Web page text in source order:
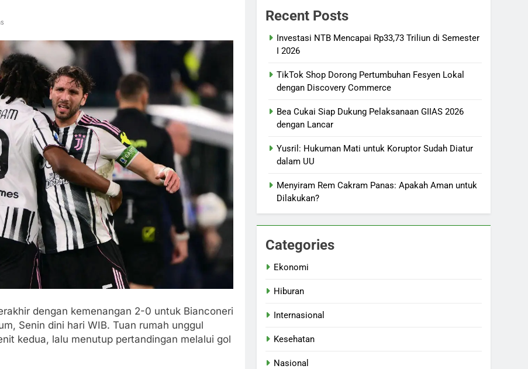
dengan kemenangan 2-0 untuk Bianconeri
Senin dini hari WIB. Tuan rumah unggul
kedua, lalu menutup pertandingan melalui gol
Recent Posts
Investasi NTB Mencapai Rp33,73 Triliun di Semester
I 2026
TikTok Shop Dorong Pertumbuhan Fesyen Lokal
dengan Discovery Commerce
Bea Cukai Siap Dukung Pelaksanaan GIIAS 2026
dengan Lancar
Yusril: Hukuman Mati untuk Koruptor Sudah Diatur
dalam UU
Menyiram Rem Cakram Panas: Apakah Aman untuk
Dilakukan?
Categories
Ekonomi
Hiburan
Internasional
Kesehatan
Nasional